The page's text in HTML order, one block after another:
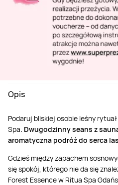
Opis
Podaruj bliskiej osobie leśny
Spa. Dwugodzinny seans z
aromatyczna podróż do serca
Gdzieś między zapachem
się spokój, którego nie da się
Forest Essence w Ritua Spa